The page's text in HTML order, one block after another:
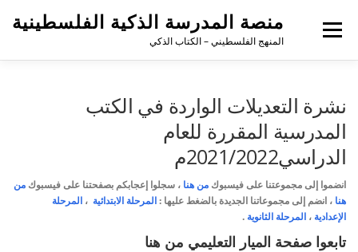
منصة المدرسة الذكية الفلسطينية
المنهج الفلسطيني – الكتاب الذكي
القائمة
نشرة التعديلات الواردة في الكتب
المدرسية المقررة للعام
الدراسي2021/2022م
انضموا إلى مجموعتنا على فيسبوك من هنا ، سجلوا إعجابكم بصفحتنا على فيسبوك من
هنا ، انضم إلى مجموعاتنا الجديدة بالضغط عليها : المرحلة الابتدائية ، المرحلة
الإعدادية ، المرحلة الثانوية .
تابعوا صفحة الميار التعليمي من هنا